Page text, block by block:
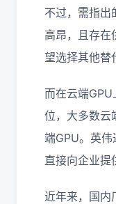
不过，需指出
高昂，且存在
望选择其他替
而在云端
位，大多数云
端GPU。英伟
直接向企业提
近年来，国内